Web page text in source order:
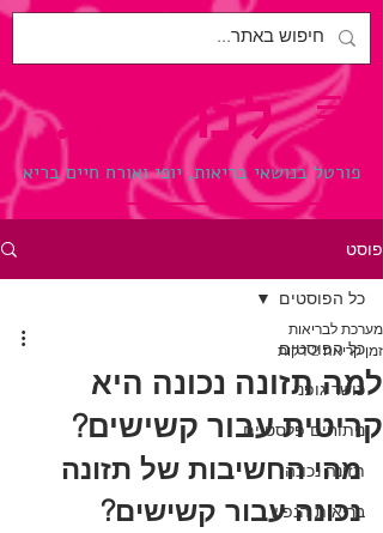
לבריאות.
פורטל בנושאי בריאות, יופי ואורח חיים בריא
פוסט
כל הפוסטים
כושר גופני
ניתוחים פלסטיים
תזונה נכונה
בריאות הנפש
כל הפוסטים
למה תזונה נכונה היא
קריטית עבור קשישים?
מערכת לבריאות
זמן קריאה 2 דקות
מהי החשיבות של תזונה
נכונה עבור קשישים?